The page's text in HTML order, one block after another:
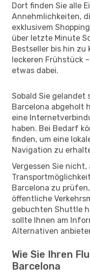
Dort finden Sie alle
Annehmlichkeiten,
exklusivem
über letzte Minute
Bestseller bis hin zu
leckeren Frühstück
etwas dabei.
Sobald Sie gelandet
Barcelona abgeholt
eine
haben. Bei Bedarf
finden, um eine
Navigation zu
Vergessen Sie nicht,
Barcelona zu
öffentliche
gebuchten Shuttle
sollte Ihnen am
Alternativen
Wie Sie Ihren
Barcelona